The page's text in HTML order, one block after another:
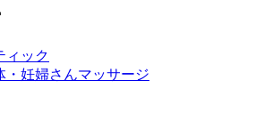
ィック
・妊婦さんマッサージ